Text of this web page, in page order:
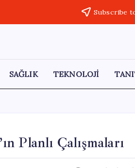
Subscribe
SAĞLIK TEKNOLOJİ
Planlı Çalışmaları